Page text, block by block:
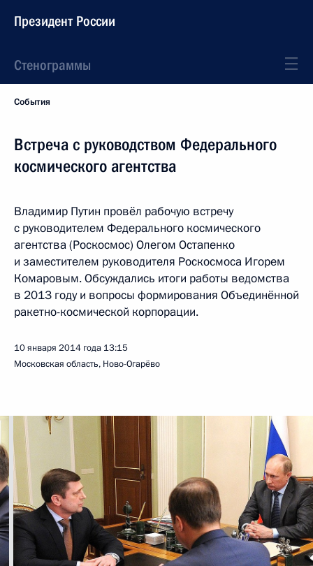
Президент России
Стенограммы
События
Встреча с руководством Федерального
космического агентства
Владимир Путин провёл рабочую встречу
с руководителем Федерального космического
агентства (Роскосмос) Олегом Остапенко
и заместителем руководителя Роскосмоса Игорем
Комаровым. Обсуждались итоги работы ведомства
в 2013 году и вопросы формирования Объединённой
ракетно-космической корпорации.
10 января 2014 года 13:15
Московская область, Ново-Огарёво